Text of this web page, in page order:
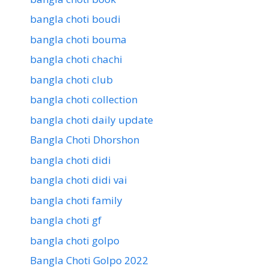
bangla choti boudi
bangla choti bouma
bangla choti chachi
bangla choti club
bangla choti collection
bangla choti daily update
Bangla Choti Dhorshon
bangla choti didi
bangla choti didi vai
bangla choti family
bangla choti gf
bangla choti golpo
Bangla Choti Golpo 2022